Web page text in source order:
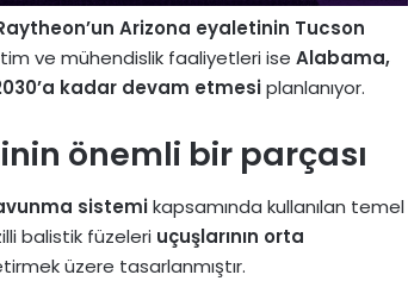
Arizona eyaletinin Tucson
ve mühendislik faaliyetleri ise Alabama,
kadar devam etmesiplanlanıyor.
önemli bir parçası
sistemikapsamında kullanılan temel
balistik füzeleri uçuşlarının orta
üzere tasarlanmıştır.